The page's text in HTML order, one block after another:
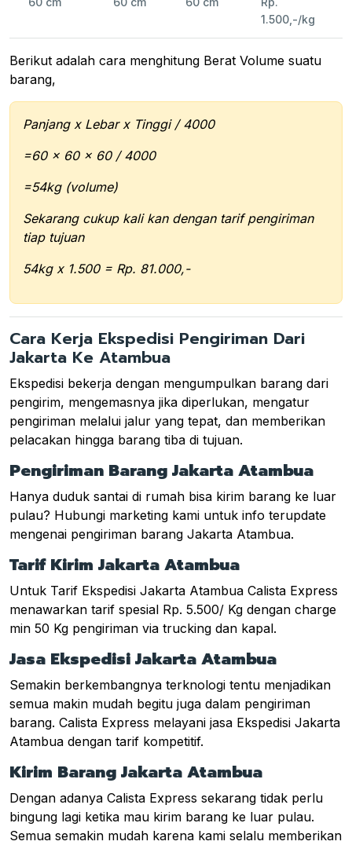
1.500,-/kg
Berikut adalah cara menghitung Berat Volume suatu
barang,
Panjang x Lebar x Tinggi / 4000
=60 x 60 x 60 / 4000
=54kg (volume)
Sekarang cukup kali kan dengan tarif pengiriman
tiap tujuan
54kg x 1.500 = Rp. 81.000,-
Cara Kerja Ekspedisi Pengiriman Dari
Jakarta Ke Atambua
Ekspedisi bekerja dengan mengumpulkan barang dari
pengirim, mengemasnya jika diperlukan, mengatur
pengiriman melalui jalur yang tepat, dan memberikan
pelacakan hingga barang tiba di tujuan.
Pengiriman Barang Jakarta Atambua
Hanya duduk santai di rumah bisa kirim barang ke luar
pulau? Hubungi marketing kami untuk info terupdate
mengenai pengiriman barang Jakarta Atambua.
Tarif Kirim Jakarta Atambua
Untuk Tarif Ekspedisi Jakarta Atambua Calista Express
menawarkan tarif spesial Rp. 5.500/ Kg dengan charge
min 50 Kg pengiriman via trucking dan kapal.
Jasa Ekspedisi Jakarta Atambua
Semakin berkembangnya terknologi tentu menjadikan
semua makin mudah begitu juga dalam pengiriman
barang. Calista Express melayani jasa Ekspedisi Jakarta
Atambua dengan tarif kompetitif.
Kirim Barang Jakarta Atambua
Dengan adanya Calista Express sekarang tidak perlu
bingung lagi ketika mau kirim barang ke luar pulau.
Semua semakin mudah karena kami selalu memberikan